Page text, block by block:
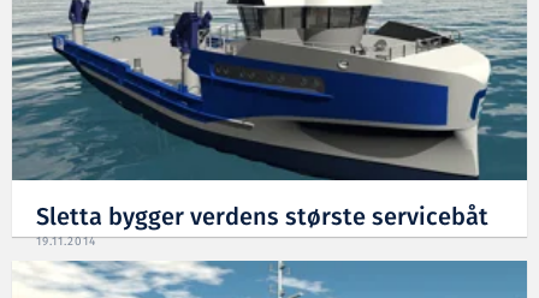
Sletta bygger verdens største servicebåt
19.11.2014